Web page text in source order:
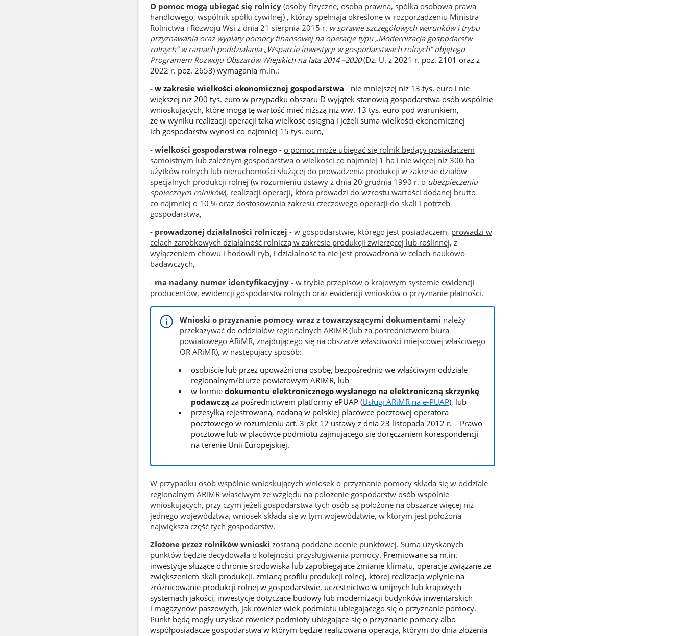
O pomoc mogą ubiegać się rolnicy (osoby fizyczne, osoba prawna, spółka osobowa prawa
handlowego, wspólnik spółki cywilnej) , którzy spełniają określone w rozporządzeniu Ministra
Rolnictwa i Rozwoju Wsi z dnia 21 sierpnia 2015 r. w sprawie szczegółowych warunków i trybu
przyznawania oraz wypłaty pomocy finansowej na operacje typu „Modernizacja gospodarstw
rolnych” w ramach poddziałania „Wsparcie inwestycji w gospodarstwach rolnych” objętego
Programem Rozwoju Obszarów Wiejskich na lata 2014 –2020(Dz. U. z 2021 r. poz. 2101 oraz z
2022 r. poz. 2653) wymagania m.in.:
- w zakresie wielkości ekonomicznej gospodarstwa - nie mniejszej niż 13 tys. euroi nie
większej niż 200 tys. euro w przypadku obszaru D wyjątek stanowią gospodarstwa osób wspólnie
wnioskujących, które mogą tę wartość mieć niższą niż ww. 13 tys. euro pod warunkiem,
że w wyniku realizacji operacji taką wielkość osiągną i jeżeli suma wielkości ekonomicznej
ich gospodarstw wynosi co najmniej 15 tys. euro,
- wielkości gospodarstwa rolnego - o pomoc może ubiegać się rolnik będący posiadaczem
samoistnym lub zależnym gospodarstwa o wielkości co najmniej 1 ha i nie więcej niż 300 ha
użytków rolnych lub nieruchomości służącej do prowadzenia produkcji w zakresie działów
specjalnych produkcji rolnej (w rozumieniu ustawy z dnia 20 grudnia 1990 r. o ubezpieczeniu
społecznym rolników), realizacji operacji, która prowadzi do wzrostu wartości dodanej brutto
co najmniej o 10 % oraz dostosowania zakresu rzeczowego operacji do skali i potrzeb
gospodarstwa,
- prowadzonej działalności rolniczej - w gospodarstwie, którego jest posiadaczem, prowadzi w
celach zarobkowych działalność rolniczą w zakresie produkcji zwierzęcej lub roślinnej, z
wyłączeniem chowu i hodowli ryb, i działalność ta nie jest prowadzona w celach naukowo-
badawczych,
-ma nadany numer identyfikacyjny -w trybie przepisów o krajowym systemie ewidencji
producentów, ewidencji gospodarstw rolnych oraz ewidencji wniosków o przyznanie płatności.
Wnioski o przyznanie pomocy wraz z towarzyszącymi dokumentami należy
przekazywać do oddziałów regionalnych ARiMR (lub za pośrednictwem biura
powiatowego ARiMR, znajdującego się na obszarze właściwości miejscowej właściwego
OR ARiMR), w następujący sposób:
osobiście lub przez upoważnioną osobę, bezpośrednio we właściwym oddziale
regionalnym/biurze powiatowym ARiMR, lub
w formie dokumentu elektronicznego wysłanego na elektroniczną skrzynkę
podawczą za pośrednictwem platformy ePUAP (Usługi ARiMR na e-PUAP), lub
przesyłką rejestrowaną, nadaną w polskiej placówce pocztowej operatora
pocztowego w rozumieniu art. 3 pkt 12 ustawy z dnia 23 listopada 2012 r. – Prawo
pocztowe lub w placówce podmiotu zajmującego się doręczaniem korespondencji
na terenie Unii Europejskiej.
W przypadku osób wspólnie wnioskujących wniosek o przyznanie pomocy składa się w oddziale
regionalnym ARiMR właściwym ze względu na położenie gospodarstw osób wspólnie
wnioskujących, przy czym jeżeli gospodarstwa tych osób są położone na obszarze więcej niż
jednego województwa, wniosek składa się w tym województwie, w którym jest położona
największa część tych gospodarstw.
Złożone przez rolników wnioski zostaną poddane ocenie punktowej. Suma uzyskanych
punktów będzie decydowała o kolejności przysługiwania pomocy. Premiowane są m.in.
inwestycje służące ochronie środowiska lub zapobiegające zmianie klimatu, operacje związane ze
zwiększeniem skali produkcji, zmianą profilu produkcji rolnej, której realizacja wpłynie na
zróżnicowanie produkcji rolnej w gospodarstwie, uczestnictwo w unijnych lub krajowych
systemach jakości, inwestycje dotyczące budowy lub modernizacji budynków inwentarskich
i magazynów paszowych, jak również wiek podmiotu ubiegającego się o przyznanie pomocy.
Punkt będą mogły uzyskać również podmioty ubiegające się o przyznanie pomocy albo
współposiadacze gospodarstwa w którym będzie realizowana operacja, którym do dnia złożenia